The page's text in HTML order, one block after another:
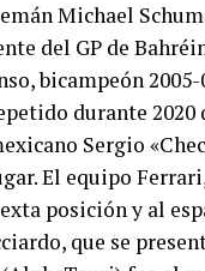
Michael
del GP de
bicampeón
durante
Sergio
El equipo
posición y al
que se